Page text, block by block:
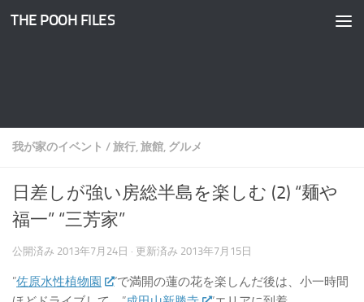
コンテンツへスキップ
THE POOH FILES
我が家のイベント /旅行, 旅館, グルメ
日差しが強い房総半島を楽しむ (2) “麺や
福一” “三芳家”
公開済み 2013年7月24日 · 更新済み 2013年7月15日
”佐原水性植物園
”で満開の蓮の花を楽しんだ後は、小一時間